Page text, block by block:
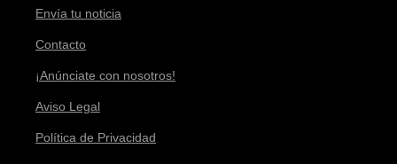
Envía tu noticia
Contacto
¡Anúnciate con nosotros!
Aviso Legal
Política de Privacidad